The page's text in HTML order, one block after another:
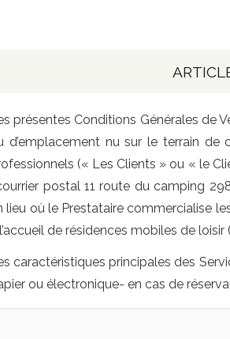
présentes Conditions Générales de
d’emplacement nu sur le terrain de
(« Les Clients » ou « le
courrier postal 11 route du camping
lieu où le Prestataire commercialise
de résidences mobiles de
caractéristiques principales des
ou électronique- en cas de